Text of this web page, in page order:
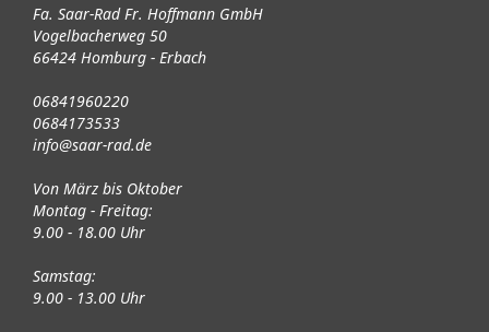
Fa. Saar-Rad Fr. Hoffmann GmbH
Vogelbacherweg 50
66424 Homburg - Erbach
06841960220
0684173533
info@saar-rad.de
Von März bis Oktober
Montag - Freitag:
9.00 - 18.00 Uhr
Samstag:
9.00 - 13.00 Uhr